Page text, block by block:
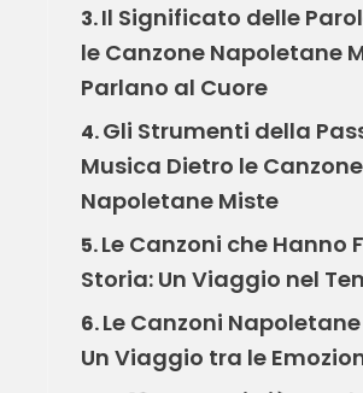
3.Il Significato delle
le Canzone Napoletane
Parlano al Cuore
4.Gli Strumenti della
Musica Dietro le Canzone
Napoletane Miste
5.Le Canzoni che Hanno
Storia: Un Viaggio nel
6.Le Canzoni
Un Viaggio tra le